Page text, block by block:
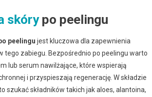
skórypo peelingu
peelingu jest kluczowa dla zapewnienia
tego zabiegu. Bezpośrednio po peelingu warto
lub serum nawilżające, które wspierają
i przyspieszają regenerację. W składzie
szukać składników takich jak aloes, alantoina,